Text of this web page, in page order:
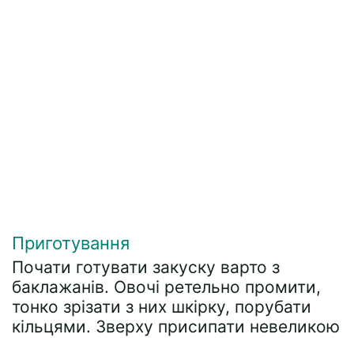
Приготування
Почати готувати закуску варто з
баклажанів. Овочі ретельно промити,
тонко зрізати з них шкірку, порубати
кільцями. Зверху присипати невеликою